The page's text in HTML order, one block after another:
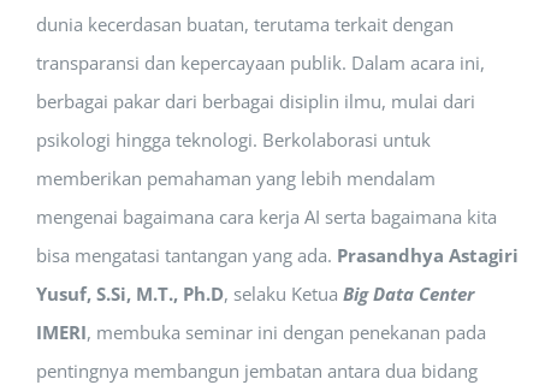
dunia kecerdasan buatan, terutama terkait dengan
transparansi dan kepercayaan publik. Dalam acara ini,
berbagai pakar dari berbagai disiplin ilmu, mulai dari
psikologi hingga teknologi. Berkolaborasi untuk
memberikan pemahaman yang lebih mendalam
mengenai bagaimana cara kerja AI serta bagaimana kita
bisa mengatasi tantangan yang ada. Prasandhya Astagiri
Yusuf, S.Si, M.T., Ph.D, selaku Ketua Big Data Center
IMERI, membuka seminar ini dengan penekanan pada
pentingnya membangun jembatan antara dua bidang